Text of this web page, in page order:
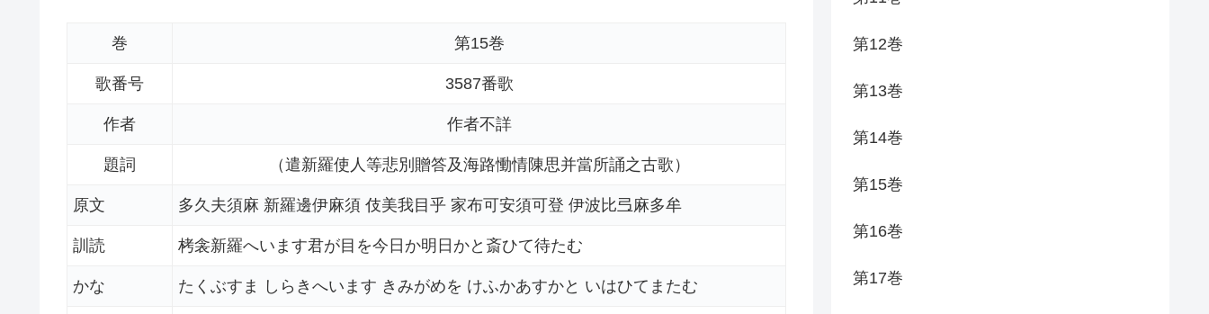
巻 第15巻
歌番号 3587番歌
作者 作者不詳
題詞 （遣新羅使人等悲別贈答及海路慟情陳思并當所誦之古歌）
原文 多久夫須麻 新羅邊伊麻須 伎美我目乎 家布可安須可登 伊波比弖麻多牟
訓読 栲衾新羅へいます君が目を今日か明日かと斎ひて待たむ
かな たくぶすま しらきへいます きみがめを けふかあすかと いはひてまたむ
第12巻
第13巻
第14巻
第15巻
第16巻
第17巻